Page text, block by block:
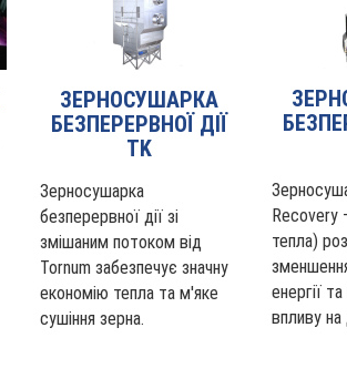
ЗЕРНОСУШАРКА
БЕЗПЕРЕРВНОЇ ДІЇ
TK
Зерносушарка
безперервної дії зі
змішаним потоком від
Tornum забезпечує значну
економію тепла та м'яке
сушіння зерна.
Recovery
тепла)
енергії
впливу на